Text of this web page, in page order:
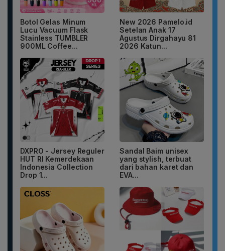
Botol Gelas Minum
Lucu Vacuum Flask
Stainless TUMBLER
900ML Coffee...
New 2026 Pamelo.id
Setelan Anak 17
Agustus Dirgahayu 81
2026 Katun...
DXPRO - Jersey Reguler
HUT RI Kemerdekaan
Indonesia Collection
Drop 1...
Sandal Baim unisex
yang stylish, terbuat
dari bahan karet dan
EVA...